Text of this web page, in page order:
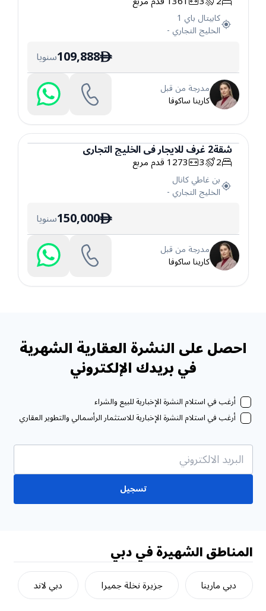
كابيتال باي 1
الخليج التجاري -
ê
109,888سنويا
مدرجة من قبل
كارينا ساكوفا
شقة
شقة2غرفللايجارفيالخليج التجاري
2
3
1273قدم مربع
بن غاطي كانال
الخليج التجاري -
ê
150,000سنويا
مدرجة من قبل
كارينا ساكوفا
احصل على النشرة العقارية الشهرية
في بريدك الإلكتروني
أرغب في استلام النشرة الإخبارية للبيع والشراء
أرغب في استلام النشرة الإخبارية للاستثمار الرأسمالي والتطوير العقاري
تسجيل
المناطق الشهيرة في دبي
دبي مارينا جزيرة نخلة جميرا دبي لاند